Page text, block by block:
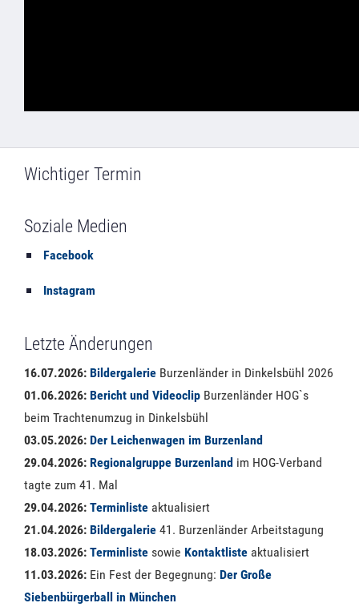
Wichtiger Termin
Soziale Medien
Facebook
Instagram
Letzte Änderungen
16.07.2026: Bildergalerie Burzenländer in Dinkelsbühl 2026
01.06.2026: Bericht und Videoclip Burzenländer HOG`s
beim Trachtenumzug in Dinkelsbühl
03.05.2026: Der Leichenwagen im Burzenland
29.04.2026: Regionalgruppe Burzenland im HOG-Verband
tagte zum 41. Mal
29.04.2026: Terminliste aktualisiert
21.04.2026: Bildergalerie 41. Burzenländer Arbeitstagung
18.03.2026: Terminliste sowie Kontaktliste aktualisiert
11.03.2026: Ein Fest der Begegnung: Der Große
Siebenbürgerball in München